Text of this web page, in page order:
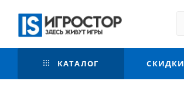
КАТАЛОГ СКИДКИ